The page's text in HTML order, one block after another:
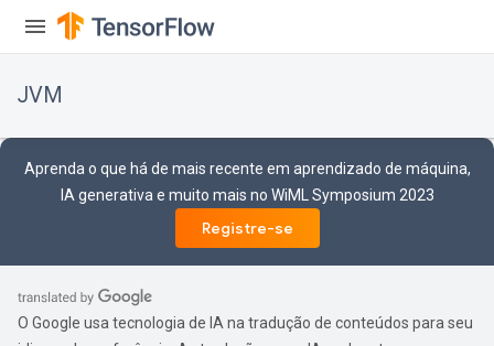
JVM
Aprenda o que há de mais recente em aprendizado de máquina,
IA generativa e muito mais no WiML Symposium 2023
Registre-se
O Google usa tecnologia de IA na tradução de conteúdos para seu